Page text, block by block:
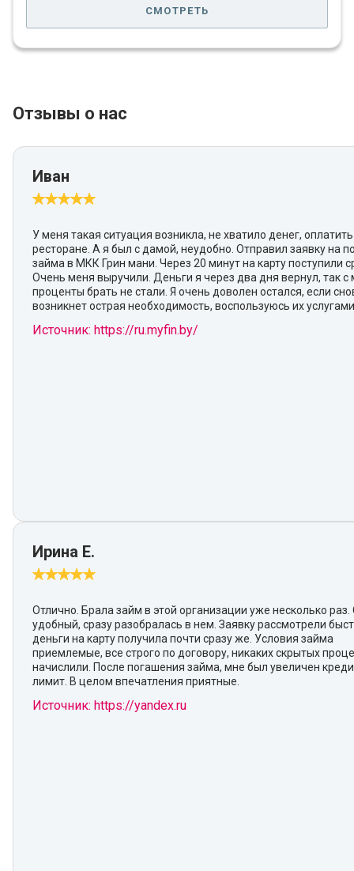
смотреть
Отзывы о нас
Иван
У меня такая ситуация возникла, не хватило денег,
ресторане. А я был с дамой, неудобно. Отправил заявку на
займа в МКК Грин мани. Через 20 минут на карту поступили
Очень меня выручили. Деньги я через два дня вернул, так с
проценты брать не стали. Я очень доволен остался, если
возникнет острая необходимость, воспользуюсь их
Источник: https://ru.myfin.by/
Ирина Е.
Отлично. Брала займ в этой организации уже несколько раз.
удобный, сразу разобралась в нем. Заявку рассмотрели
деньги на карту получила почти сразу же. Условия займа
приемлемые, все строго по договору, никаких скрытых
начислили. После погашения займа, мне был увеличен
лимит. В целом впечатления приятные.
Источник: https://yandex.ru